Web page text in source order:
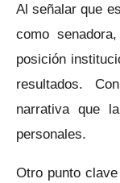
Al señalar que
como senadora,
posición
resultados.
narrativa que
personales.
Otro punto